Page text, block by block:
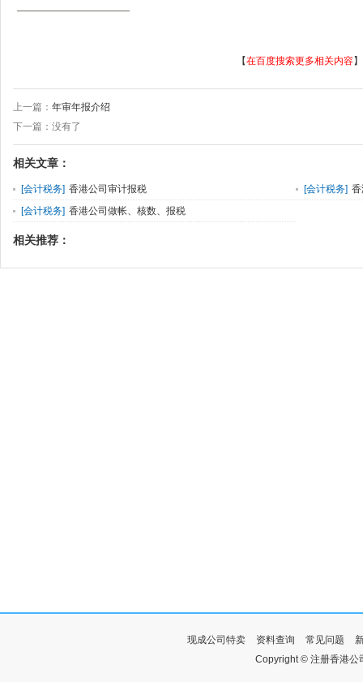
【在百度搜索更多相关内容】
上一篇： 年审年报介绍
下一篇：没有了
相关文章：
[会计税务] 香港公司审计报税 [会计税务]
[会计税务] 香港公司做帐、核数、报税
相关推荐：
现成公司特卖 资料查询 常见问题
Copyright © 注册香港公